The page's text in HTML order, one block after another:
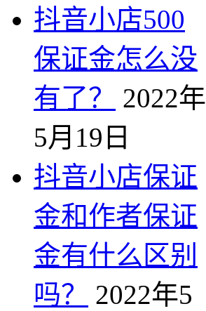
抖音小店500
保证金怎么没
有了？
2022年
5月19日
抖音小店保证
金和作者保证
金有什么区别
吗？
2022年5